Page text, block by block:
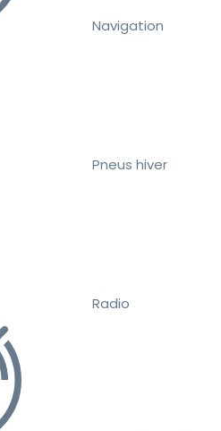
Navigation
Pneus hiver
Radio